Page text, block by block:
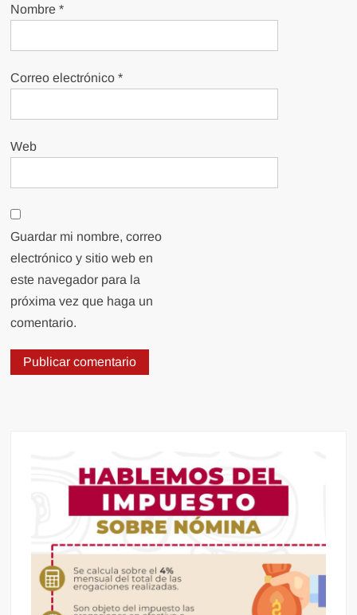
Nombre*
Correo electrónico*
Web
Guardar mi nombre, correo
electrónico y sitio web en
este navegador para la
próxima vez que haga un
comentario.